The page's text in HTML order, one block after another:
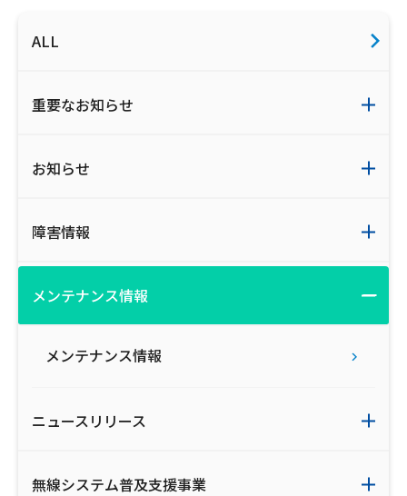
ご利用約款・重要事項説明書
ALL
重要なお知らせ
お知らせ
障害情報
メンテナンス情報
メンテナンス情報
ニュースリリース
無線システム普及支援事業